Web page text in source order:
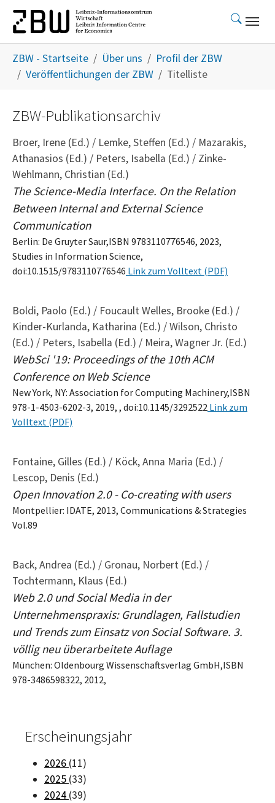
Skip to main content
ZBW - Startseite Über uns
Profil der ZBW
Veröffentlichungen der ZBW
Titelliste
ZBW-Publikationsarchiv
Broer, Irene (Ed.) / Lemke, Steffen (Ed.) / Mazarakis,
Athanasios (Ed.) / Peters, Isabella (Ed.) / Zinke-
Wehlmann, Christian (Ed.)
The Science-Media Interface. On the Relation
Between Internal and External Science
Communication
Berlin: De Gruyter Saur,ISBN 9783110776546, 2023,
Studies in Information Science,
doi:10.1515/9783110776546 Link zum Volltext (PDF)
Boldi, Paolo (Ed.) / Foucault Welles, Brooke (Ed.) /
Kinder-Kurlanda, Katharina (Ed.) / Wilson, Christo
(Ed.) / Peters, Isabella (Ed.) / Meira, Wagner Jr. (Ed.)
WebSci '19: Proceedings of the 10th ACM
Conference on Web Science
New York, NY: Association for Computing Machinery,ISBN
978-1-4503-6202-3, 2019, , doi:10.1145/3292522 Link zum
Volltext (PDF)
Fontaine, Gilles (Ed.) / Köck, Anna Maria (Ed.) /
Lescop, Denis (Ed.)
Open Innovation 2.0 - Co-creating with users
Montpellier: IDATE, 2013, Communications & Strategies
Vol.89
Back, Andrea (Ed.) / Gronau, Norbert (Ed.) /
Tochtermann, Klaus (Ed.)
Web 2.0 und Social Media in der
Unternehmenspraxis: Grundlagen, Fallstudien
und Trends zum Einsatz von Social Software. 3.
völlig neu überarbeitete Auflage
München: Oldenbourg Wissenschaftsverlag GmbH,ISBN
978-3486598322, 2012,
Erscheinungsjahr
2026 (11)
2025 (33)
2024 (39)